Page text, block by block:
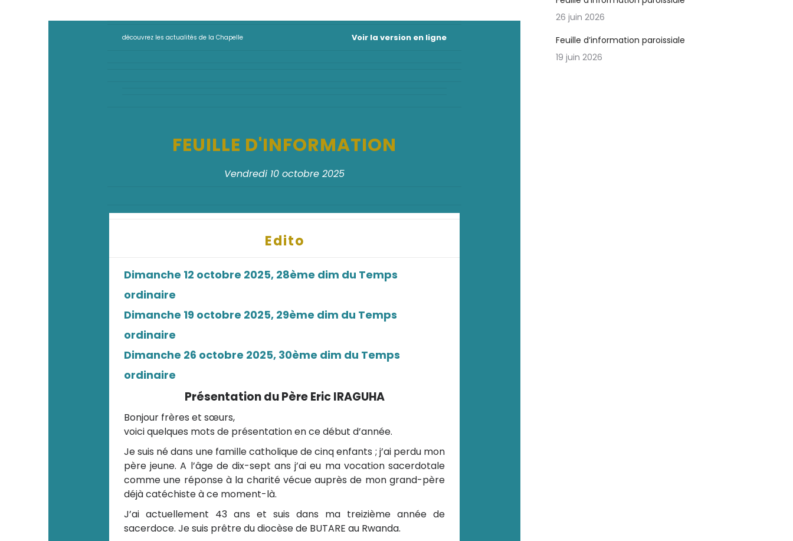
découvrez les actualités de la Chapelle Voir la version en ligne
FEUILLE D'INFORMATION
Vendredi 10 octobre 2025
Edito
Dimanche 12 octobre 2025, 28ème dim du Temps
ordinaire
Dimanche 19 octobre 2025, 29ème dim du Temps
ordinaire
Dimanche 26 octobre 2025, 30ème dim du Temps
ordinaire
Présentation du Père Eric IRAGUHA
Bonjour frères et sœurs,
voici quelques mots de présentation en ce début d’année.
Je suis né dans une famille catholique de cinq enfants ; j’ai perdu mon
père jeune. A l’âge de dix-sept ans j’ai eu ma vocation sacerdotale
comme une réponse à la charité vécue auprès de mon grand-père
déjà catéchiste à ce moment-là.
J’ai actuellement 43 ans et suis dans ma treizième année de
sacerdoce. Je suis prêtre du diocèse de BUTARE au Rwanda.
26 juin 2026
Feuille d’information paroissiale
19 juin 2026